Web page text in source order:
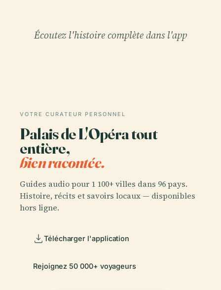
Écoutez l'histoire complète dans l'app
VOTRE CURATEUR PERSONNEL
Palais de L'Opéra tout
entière,
bien racontée.
Guides audio pour 1 100+ villes dans 96 pays.
Histoire, récits et savoirs locaux — disponibles
hors ligne.
Télécharger l'application
Rejoignez 50 000+ voyageurs